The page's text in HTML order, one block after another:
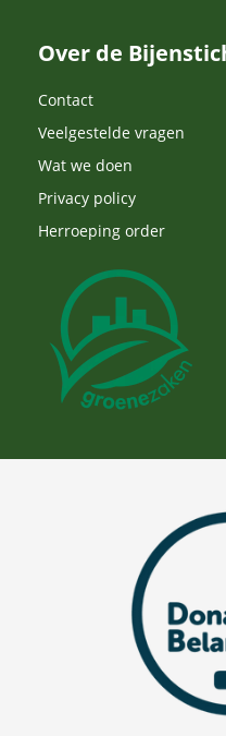
Over de
Contact
Veelgestelde vragen
Wat we doen
Privacy policy
Herroeping order